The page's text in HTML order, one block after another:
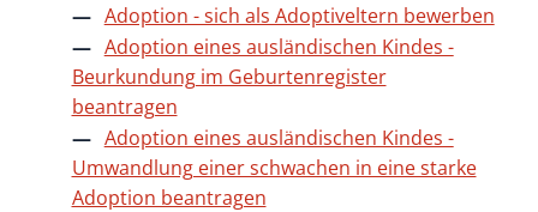
Adoption - sich als Adoptiveltern bewerben
Adoption eines ausländischen Kindes -
Beurkundung im Geburtenregister
beantragen
Adoption eines ausländischen Kindes -
Umwandlung einer schwachen in eine starke
Adoption beantragen